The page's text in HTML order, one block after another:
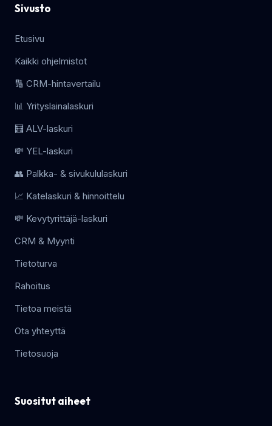
Sivusto
Etusivu
Kaikki ohjelmistot
🔢 CRM-hintavertailu
📊 Yrityslainalaskuri
🧮 ALV-laskuri
💸 YEL-laskuri
👥 Palkka- & sivukululaskuri
📈 Katelaskuri & hinnoittelu
💸 Kevytyrittäjä-laskuri
CRM & Myynti
Tietoturva
Rahoitus
Tietoa meistä
Ota yhteyttä
Tietosuoja
Suositut aiheet